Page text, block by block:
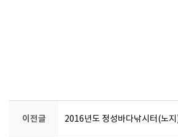
이전글 2016년도 정성바다낚시터(노